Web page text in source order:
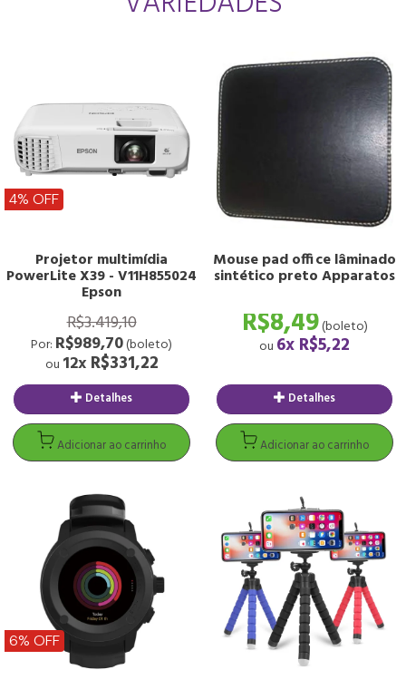
4% OFF
Projetor multimídia
PowerLite X39 - V11H855024
Epson
R$3.419,10
Por: R$989,70(boleto)
ou 12x R$331,22
Detalhes
Adicionar ao carrinho
Mouse pad office lâminado
sintético preto Apparatos
R$8,49(boleto)
ou 6x R$5,22
Detalhes
Adicionar ao
6% OFF